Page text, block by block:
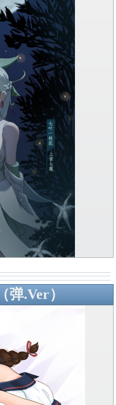
弹.Ver）